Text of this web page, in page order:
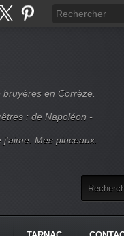
en Corrèze.
: de Napoléon -
Mes pinceaux.